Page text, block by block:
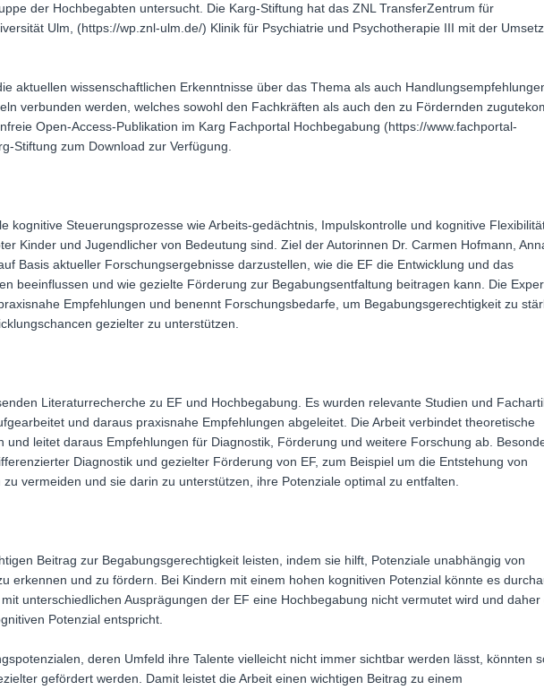
der Hochbegabten untersucht. Die Karg-Stiftung hat das ZNL TransferZentrum für
Ulm, (https://wp.znl-ulm.de/) Klinik für Psychiatrie und Psychotherapie III mit der
aktuellen wissenschaftlichen Erkenntnisse über das Thema als auch
verbunden werden, welches sowohl den Fachkräften als auch den zu Fördernden
Open-Access-Publikation im Karg Fachportal Hochbegabung (https://www.fachportal-
Stiftung zum Download zur Verfügung.
kognitive Steuerungsprozesse wie Arbeits-gedächtnis, Impulskontrolle und kognitive
Kinder und Jugendlicher von Bedeutung sind. Ziel der Autorinnen Dr. Carmen Hofmann,
Basis aktueller Forschungsergebnisse darzustellen, wie die EF die Entwicklung und das
beeinflussen und wie gezielte Förderung zur Begabungsentfaltung beitragen kann. Die
Empfehlungen und benennt Forschungsbedarfe, um Begabungsgerechtigkeit zu
gezielter zu unterstützen.
Literaturrecherche zu EF und Hochbegabung. Es wurden relevante Studien und
und daraus praxisnahe Empfehlungen abgeleitet. Die Arbeit verbindet theoretische
und leitet daraus Empfehlungen für Diagnostik, Förderung und weitere Forschung ab.
Diagnostik und gezielter Förderung von EF, zum Beispiel um die Entstehung von
vermeiden und sie darin zu unterstützen, ihre Potenziale optimal zu entfalten.
Beitrag zur Begabungsgerechtigkeit leisten, indem sie hilft, Potenziale unabhängig von
erkennen und zu fördern. Bei Kindern mit einem hohen kognitiven Potenzial könnte es
unterschiedlichen Ausprägungen der EF eine Hochbegabung nicht vermutet wird und daher
Potenzial entspricht.
deren Umfeld ihre Talente vielleicht nicht immer sichtbar werden lässt, könnten
gefördert werden. Damit leistet die Arbeit einen wichtigen Beitrag zu einem